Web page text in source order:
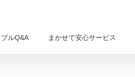
ブルQ&A まかせて安心サービス